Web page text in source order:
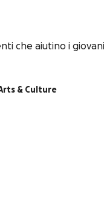
che aiutino i
& Culture